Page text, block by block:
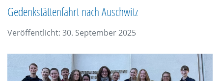
Gedenkstättenfahrt nach Auschwitz
Veröffentlicht: 30. September 2025